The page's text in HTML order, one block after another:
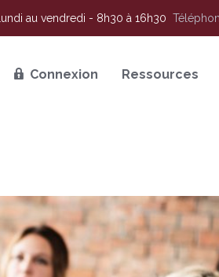
Lundi au vendredi - 8h30 à 16h30
Connexion Ressources